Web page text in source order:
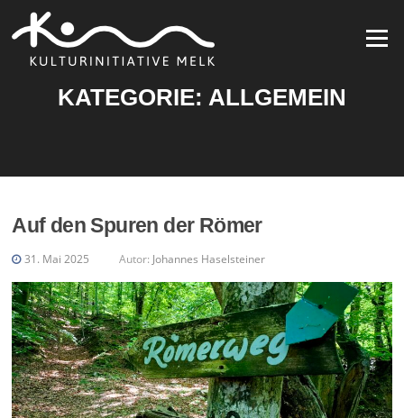
Inhalt
springen
Menü
KATEGORIE: ALLGEMEIN
Auf den Spuren der Römer
31. Mai 2025 Autor: Johannes Haselsteiner